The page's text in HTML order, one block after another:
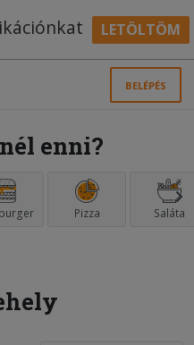
LETÖLTÖM
BELÉPÉS
enni?
Pizza Saláta